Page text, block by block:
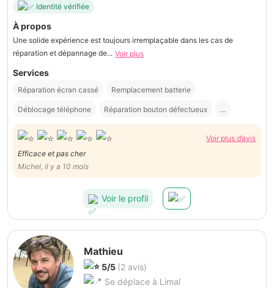
Identité vérifiée
À propos
Une solide expérience est toujours irremplaçable dans les cas de
réparation et dépannage de... Voir plus
Services
Réparation écran cassé Remplacement batterie
Déblocage téléphone Réparation bouton défectueux ...
Voir plus d’avis
Efficace et pas cher
Michel, il y a 10 mois
Voir le profil
Mathieu
5/5 (2 avis)
Se déplace à Limal